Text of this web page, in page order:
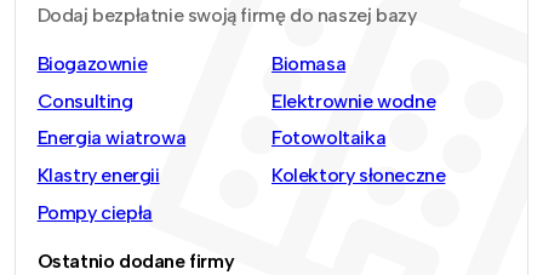
Dodaj bezpłatnie swoją firmę do naszej bazy
Biogazownie
Biomasa
Consulting
Elektrownie wodne
Energia wiatrowa
Fotowoltaika
Klastry energii
Kolektory słoneczne
Pompy ciepła
Ostatnio dodane firmy